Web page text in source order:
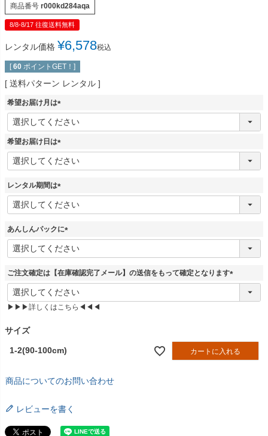
商品番号 r000kd284aqa
8/8-8/17 往復送料無料
レンタル価格 ¥6,578税込
[ 60 ポイントGET！]
送料パターン レンタル
希望お届け月は
(
必
希望お届け日は
(
必
)
レンタル期間は
(
必
)
あんしんパックに
(
必
)
ご注文確定は【在庫確認完了メール】の送信をもって確定となります
(
▶▶▶詳しくはこちら◀◀◀
サイズ
1-2(90-100cm) カートに入れる
商品についてのお問い合わせ
レビューを書く